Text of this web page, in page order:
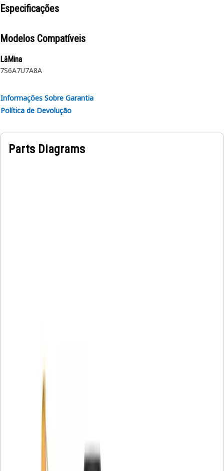
Especificações
Modelos Compatíveis
LâMina
7S6A7U7A8A
Informações Sobre Garantia
Política de Devolução
Parts Diagrams